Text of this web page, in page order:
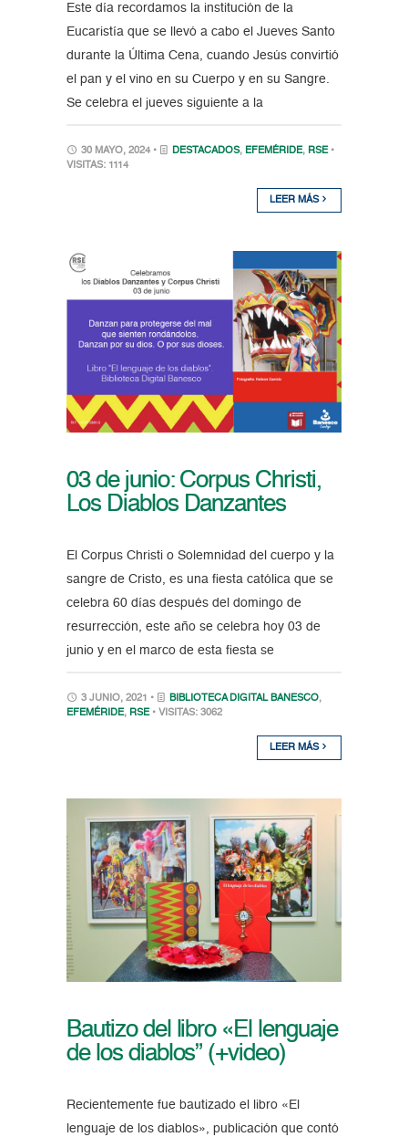
Este día recordamos la institución de la
Eucaristía que se llevó a cabo el Jueves Santo
durante la Última Cena, cuando Jesús convirtió
el pan y el vino en su Cuerpo y en su Sangre.
Se celebra el jueves siguiente a la
30 MAYO, 2024 • DESTACADOS, EFEMÉRIDE, RSE •
VISITAS: 1114
LEER MÁS
03 de junio: Corpus Christi,
Los Diablos Danzantes
El Corpus Christi o Solemnidad del cuerpo y la
sangre de Cristo, es una fiesta católica que se
celebra 60 días después del domingo de
resurrección, este año se celebra hoy 03 de
junio y en el marco de esta fiesta se
3 JUNIO, 2021 • BIBLIOTECA DIGITAL BANESCO,
EFEMÉRIDE, RSE • VISITAS: 3062
LEER MÁS
Bautizo del libro «El lenguaje
de los diablos” (+video)
Recientemente fue bautizado el libro «El
lenguaje de los diablos», publicación que contó